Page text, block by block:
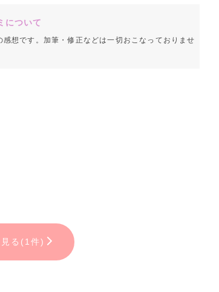
について
想です。加筆・修正などは一切おこなっておりませ
る(1件)